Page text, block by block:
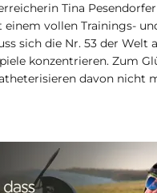
Tina
einem vollen Trainings-
sich die Nr. 53 der Welt
konzentrieren. Zum
davon nicht